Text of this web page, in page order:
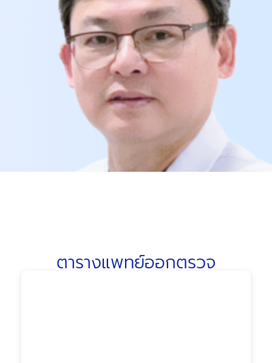
ตารางแพทย์ออกตรวจ